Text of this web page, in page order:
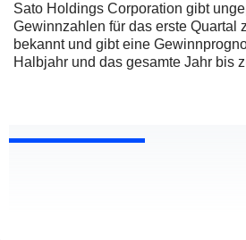
Sato Holdings Corporation gibt
Gewinnzahlen für das erste Quartal
bekannt und gibt eine
Halbjahr und das gesamte Jahr bis